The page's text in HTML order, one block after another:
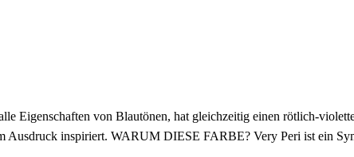
Eigenschaften von Blautönen, hat gleichzeitig einen rötlich-
Ausdruck inspiriert. WARUM DIESE FARBE? Very Peri ist ein